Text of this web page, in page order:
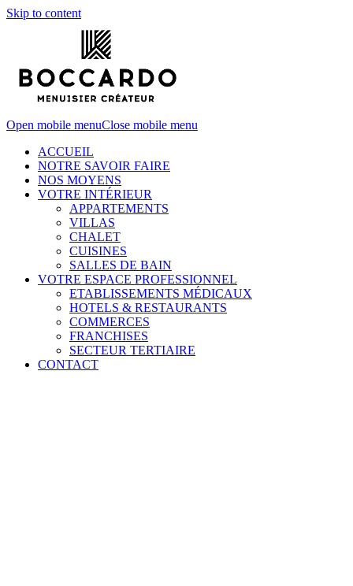
Skip to content
Open mobile menuClose mobile menu
ACCUEIL
NOTRE SAVOIR FAIRE
NOS MOYENS
VOTRE INTÉRIEUR
APPARTEMENTS
VILLAS
CHALET
CUISINES
SALLES DE BAIN
VOTRE ESPACE PROFESSIONNEL
ETABLISSEMENTS MÉDICAUX
HOTELS & RESTAURANTS
COMMERCES
FRANCHISES
SECTEUR TERTIAIRE
CONTACT